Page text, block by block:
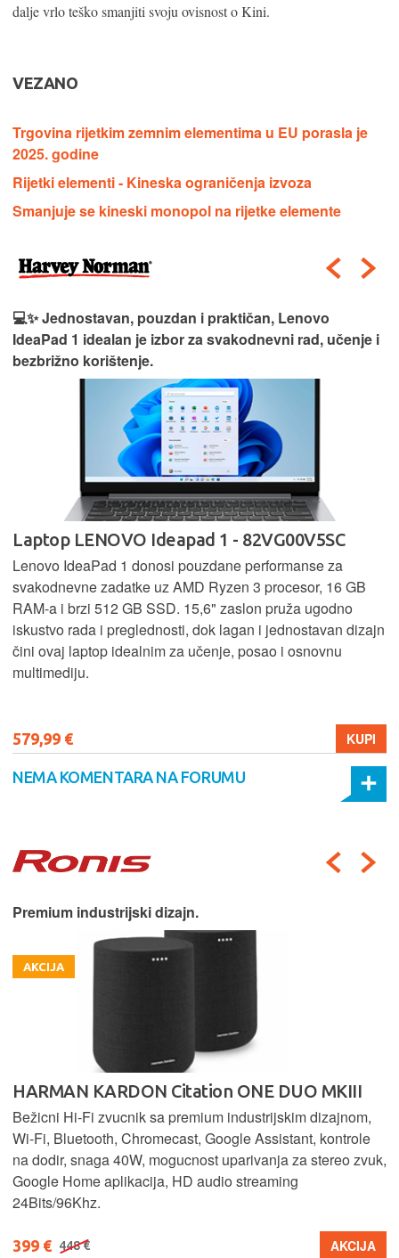
dalje vrlo teško smanjiti svoju ovisnost o Kini.
VEZANO
Trgovina rijetkim zemnim elementima u EU porasla je
2025. godine
Rijetki elementi - Kineska ograničenja izvoza
Smanjuje se kineski monopol na rijetke elemente
💻✨ Jednostavan, pouzdan i praktičan, Lenovo
IdeaPad 1 idealan je izbor za svakodnevni rad, učenje i
bezbrižno korištenje.
Laptop LENOVO Ideapad 1 - 82VG00V5SC
Lenovo IdeaPad 1 donosi pouzdane performanse za
svakodnevne zadatke uz AMD Ryzen 3 procesor, 16 GB
RAM-a i brzi 512 GB SSD. 15,6" zaslon pruža ugodno
iskustvo rada i preglednosti, dok lagan i jednostavan dizajn
čini ovaj laptop idealnim za učenje, posao i osnovnu
multimediju.
579,99 € KUPI
NEMA KOMENTARA NA FORUMU
Premium industrijski dizajn.
AKCIJA
HARMAN KARDON Citation ONE DUO MKIII
Bežicni Hi-Fi zvucnik sa premium industrijskim dizajnom,
Wi-Fi, Bluetooth, Chromecast, Google Assistant, kontrole
na dodir, snaga 40W, mogucnost uparivanja za stereo zvuk,
Google Home aplikacija, HD audio streaming
24Bits/96Khz.
399 € 448 € AKCIJA